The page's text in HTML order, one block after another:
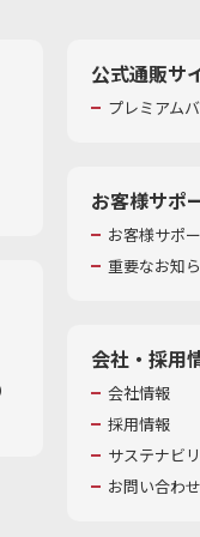
公式通販サ
プレミアム
お客様サポ
お客様サポ
重要なお知
会社・採用
会社情報
採用情報
サステナビ
お問い合わせ